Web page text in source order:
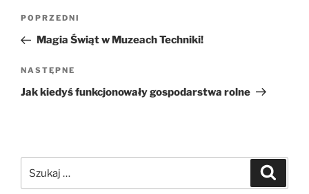
Nawigacja
Poprzedni
wpis
POPRZEDNI
Magia Świąt w Muzeach Techniki!
Następny
wpis
NASTĘPNE
Jak kiedyś funkcjonowały gospodarstwa rolne